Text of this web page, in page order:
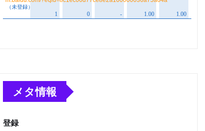
メタ情報
登録